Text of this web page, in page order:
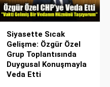
Siyasette Sıcak
Gelişme: Özgür Özel
Grup Toplantısında
Duygusal Konuşmayla
Veda Etti